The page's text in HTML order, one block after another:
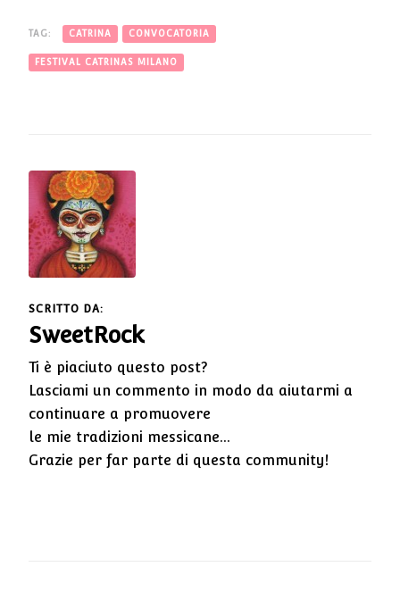
TAG: CATRINA CONVOCATORIA
FESTIVAL CATRINAS MILANO
SCRITTO DA:
SweetRock
Ti è piaciuto questo post?
Lasciami un commento in modo da aiutarmi a
continuare a promuovere
le mie tradizioni messicane...
Grazie per far parte di questa community!